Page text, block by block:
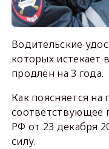
Водительские
которых истекает
продлён на 3 года.
Как поясняется
соответствующее
РФ от 23 декабря
силу.